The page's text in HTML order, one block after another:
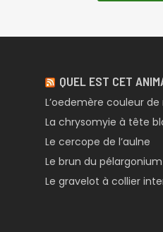
QUEL EST CET
L’oedemère couleur de
La chrysomyie à tête
Le cercope de l’aulne
Le brun du pélargonium
Le gravelot à collier